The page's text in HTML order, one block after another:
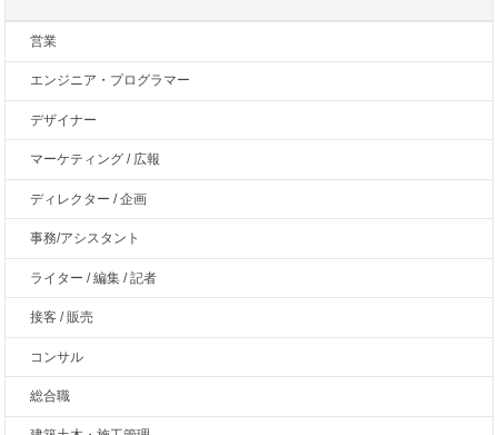
営業
エンジニア・プログラマー
デザイナー
マーケティング / 広報
ディレクター / 企画
事務/アシスタント
ライター / 編集 / 記者
接客 / 販売
コンサル
総合職